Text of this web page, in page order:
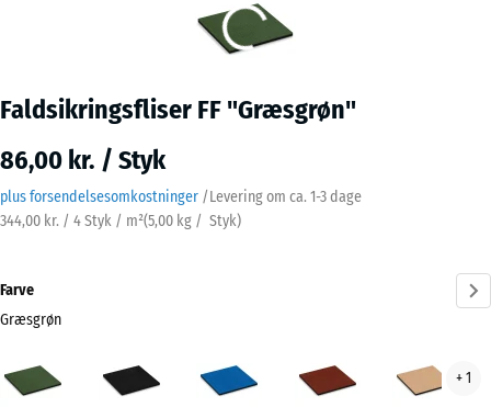
Faldsikringsfliser FF "Græsgrøn"
86,00 kr. / Styk
plus forsendelsesomkostninger /Levering om ca. 1-3 dage
344,00 kr. / 4 Styk / m²(5,00 kg / Styk)
Farve
Græsgrøn
(active)
+ 1